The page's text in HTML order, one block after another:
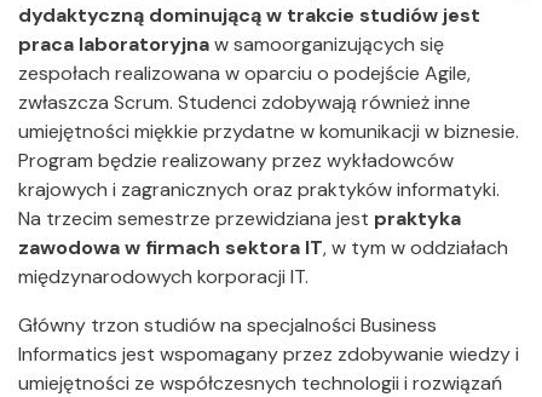
dydaktyczną dominującą w trakcie studiów jest
praca laboratoryjnaw samoorganizujących się
zespołach realizowana w oparciu o podejście Agile,
zwłaszcza Scrum. Studenci zdobywają również inne
umiejętności miękkie przydatne w komunikacji w biznesie.
Program będzie realizowany przez wykładowców
krajowych i zagranicznych oraz praktyków informatyki.
Na trzecim semestrze przewidziana jest praktyka
zawodowa w firmach sektora IT, w tym w oddziałach
międzynarodowych korporacji IT.
Główny trzon studiów na specjalności Business
Informatics jest wspomagany przez zdobywanie wiedzy i
umiejętności ze współczesnych technologii i rozwiązań